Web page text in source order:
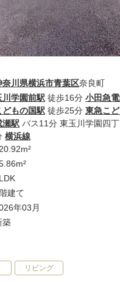
奈川県横浜市青葉区奈良町
川学園前駅 徒歩16分 小田急
どもの国駅 徒歩25分 東急こ
瀬駅 バス11分 東玉川学園四
横浜線
建て
年03月
築
リビング